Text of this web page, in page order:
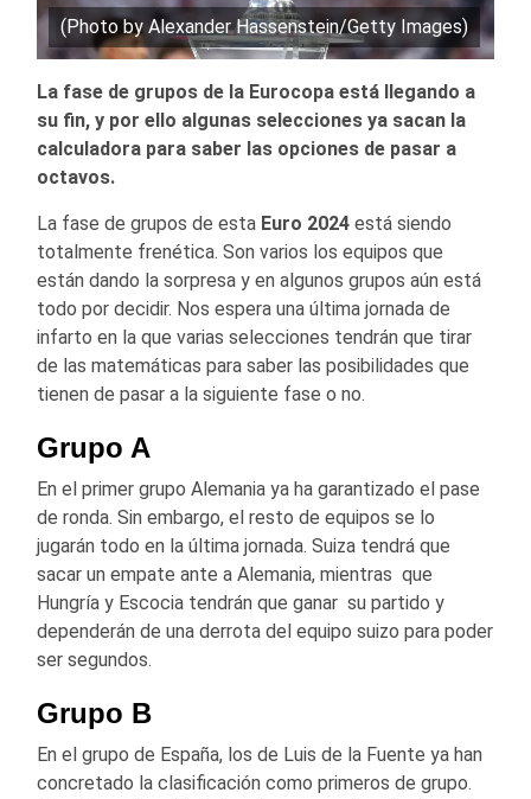
(Photo by Alexander Hassenstein/Getty Images)
La fase de grupos de la Eurocopa está llegando a
su fin, y por ello algunas selecciones ya sacan la
calculadora para saber las opciones de pasar a
octavos.
La fase de grupos de esta Euro 2024 está siendo
totalmente frenética. Son varios los equipos que
están dando la sorpresa y en algunos grupos aún está
todo por decidir. Nos espera una última jornada de
infarto en la que varias selecciones tendrán que tirar
de las matemáticas para saber las posibilidades que
tienen de pasar a la siguiente fase o no.
Grupo A
En el primer grupo Alemania ya ha garantizado el pase
de ronda. Sin embargo, el resto de equipos se lo
jugarán todo en la última jornada. Suiza tendrá que
sacar un empate ante a Alemania, mientras que
Hungría y Escocia tendrán que ganar su partido y
dependerán de una derrota del equipo suizo para poder
ser segundos.
Grupo B
En el grupo de España, los de Luis de la Fuente ya han
concretado la clasificación como primeros de grupo.